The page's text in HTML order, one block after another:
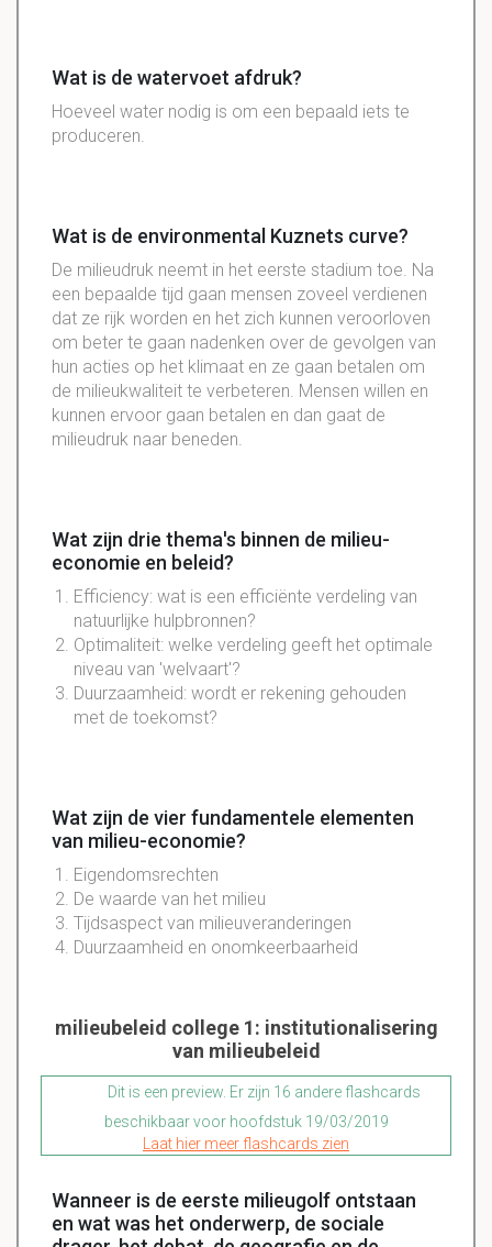
Wat is de watervoet afdruk?
Hoeveel water nodig is om een bepaald iets te
produceren.
Wat is de environmental Kuznets curve?
De milieudruk neemt in het eerste stadium toe. Na
een bepaalde tijd gaan mensen zoveel verdienen
dat ze rijk worden en het zich kunnen veroorloven
om beter te gaan nadenken over de gevolgen van
hun acties op het klimaat en ze gaan betalen om
de milieukwaliteit te verbeteren. Mensen willen en
kunnen ervoor gaan betalen en dan gaat de
milieudruk naar beneden.
Wat zijn drie thema's binnen de milieu-
economie en beleid?
Efficiency: wat is een efficiënte verdeling van
natuurlijke hulpbronnen?
Optimaliteit: welke verdeling geeft het optimale
niveau van 'welvaart'?
Duurzaamheid: wordt er rekening gehouden
met de toekomst?
Wat zijn de vier fundamentele elementen
van milieu-economie?
Eigendomsrechten
De waarde van het milieu
Tijdsaspect van milieuveranderingen
Duurzaamheid en onomkeerbaarheid
milieubeleid college 1: institutionalisering
van milieubeleid
Dit is een preview. Er zijn 16 andere flashcards
beschikbaar voor hoofdstuk 19/03/2019
Laat hier meer flashcards zien
Wanneer is de eerste milieugolf ontstaan
en wat was het onderwerp, de sociale